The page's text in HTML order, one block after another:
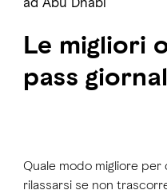
Le migliori
pass
Quale modo migliore
rilassarsi se non